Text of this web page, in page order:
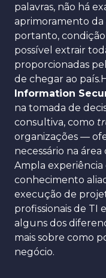
palavras, não há
aprimoramento da
portanto, condição
possível extrair
proporcionadas
de chegar ao
Information
na tomada de
consultiva, como
organizações —
necessário na
Ampla experiência
conhecimento
execução de
profissionais de TI
alguns dos
mais sobre como
negócio.